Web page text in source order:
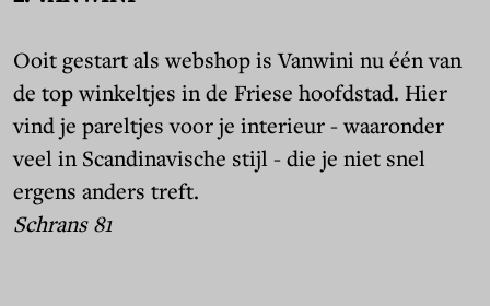
Ooit gestart als webshop is Vanwini nu één van
de top winkeltjes in de Friese hoofdstad. Hier
vind je pareltjes voor je interieur - waaronder
veel in Scandinavische stijl - die je niet snel
ergens anders treft.
Schrans 81